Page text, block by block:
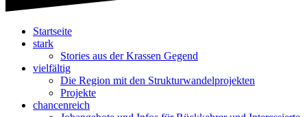
Startseite
stark
Stories aus der Krassen Gegend
vielfältig
Die Region mit den Strukturwandelprojekten
Projekte
chancenreich